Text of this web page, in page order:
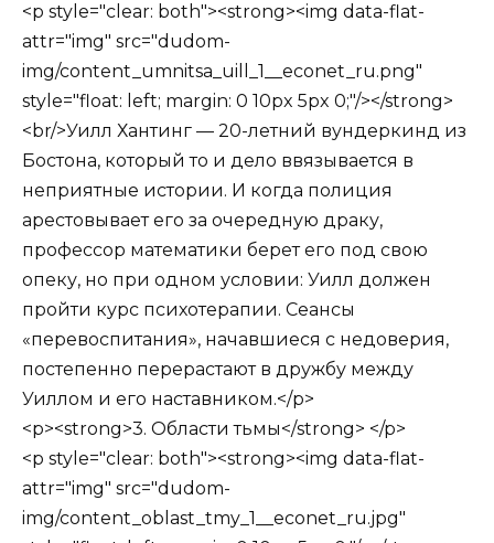
<p style="clear: both"><strong><img data-flat-
attr="img" src="dudom-
img/content_umnitsa_uill_1__econet_ru.png"
style="float: left; margin: 0 10px 5px 0;"/></strong>
<br/>Уилл Хантинг — 20-летний вундеркинд из
Бостона, который то и дело ввязывается в
неприятные истории. И когда полиция
арестовывает его за очередную драку,
профессор математики берет его под свою
опеку, но при одном условии: Уилл должен
пройти курс психотерапии. Сеансы
«перевоспитания», начавшиеся с недоверия,
постепенно перерастают в дружбу между
Уиллом и его наставником.</p>
<p><strong>3. Области тьмы</strong> </p>
<p style="clear: both"><strong><img data-flat-
attr="img" src="dudom-
img/content_oblast_tmy_1__econet_ru.jpg"